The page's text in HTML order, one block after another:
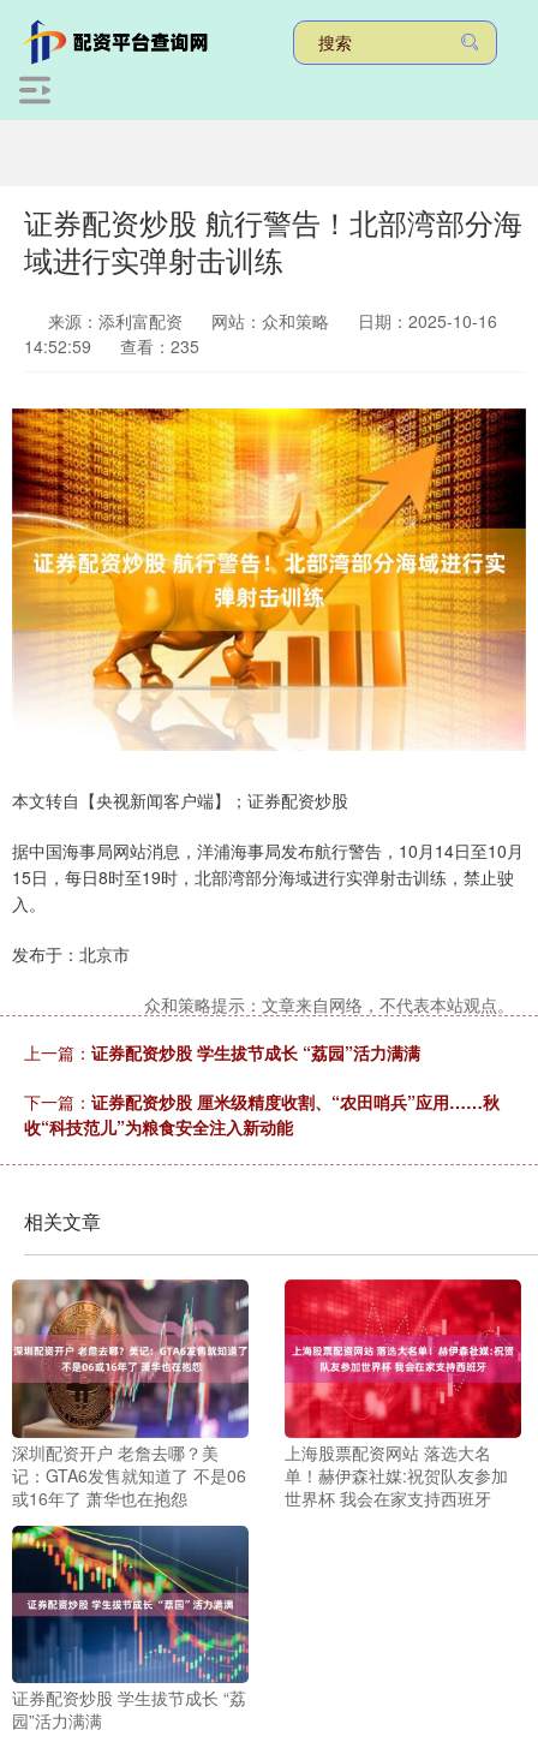
证券配资炒股 航行警告！北部湾部分海
域进行实弹射击训练
来源：添利富配资 网站：众和策略
日期：2025-10-16
14:52:59
查看：235
本文转自【央视新闻客户端】；证券配资炒股
据中国海事局网站消息，洋浦海事局发布航行警告，10月14日至10月
15日，每日8时至19时，北部湾部分海域进行实弹射击训练，禁止驶
入。
发布于：北京市
众和策略提示：文章来自网络，不代表本站观点。
上一篇： 证券配资炒股 学生拔节成长 “荔园”活力满满
下一篇： 证券配资炒股 厘米级精度收割、“农田哨兵”应用……秋
收“科技范儿”为粮食安全注入新动能
相关文章
深圳配资开户 老詹去哪？美
记：GTA6发售就知道了 不是06
或16年了 萧华也在抱怨
上海股票配资网站 落选大名
单！赫伊森社媒:祝贺队友参加
世界杯 我会在家支持西班牙
证券配资炒股 学生拔节成长 “荔
园”活力满满